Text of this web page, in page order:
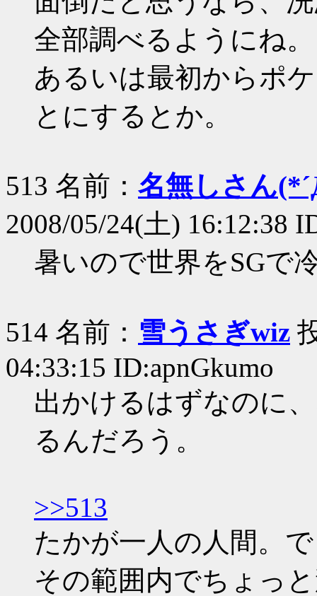
全部調べるようにね。
あるいは最初からポ
とにするとか。
513 名前： 名無しさん
2008/05/24(土) 16:12:38
暑いので世界をSGで
514 名前： 雪うさぎwiz
04:33:15 ID:apnGkumo
出かけるはずなのに
るんだろう。
>>513
たかが一人の人間。
その範囲内でちょっ